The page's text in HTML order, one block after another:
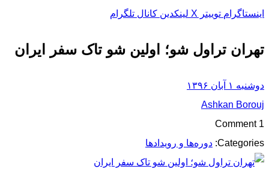
اینستاگرام توییتر X لینکدین کانال تلگرام
تهران تراول شو؛ اولین شو تاک سفر ایران
دوشنبه ۱ آبان ۱۳۹۶
Ashkan Borouj
1 Comment
Categories: دوره‌ها و رویدادها